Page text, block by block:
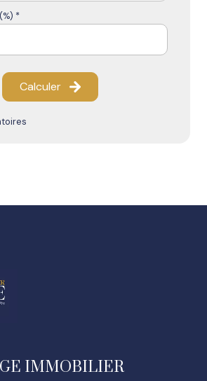
*
Calculer
IMMOBILIER